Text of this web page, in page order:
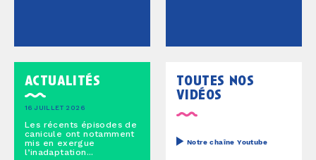
actualités
16 JUILLET 2026
Les récents épisodes de
canicule ont notamment
mis en exergue
l’inadaptation...
toutes nos
vidéos
Notre chaîne Youtube